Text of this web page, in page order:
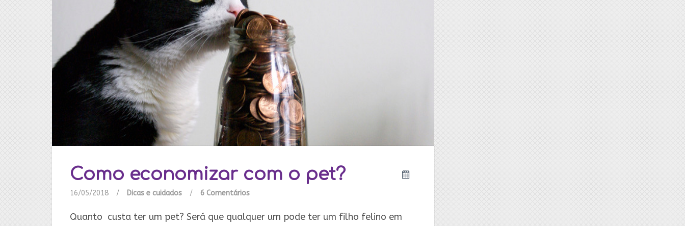
Como economizar com o pet?
16/05/2018 / Dicas e cuidados / 6 Comentários
Quanto custa ter um pet? Será que qualquer um pode ter um filho felino em